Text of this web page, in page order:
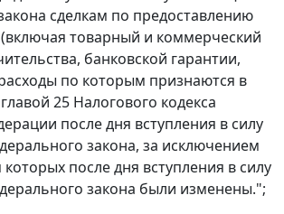
сделкам по предоставлению
товарный и коммерческий
банковской гарантии,
по которым признаются в
25 Налогового кодекса
после дня вступления в силу
закона, за исключением
которых после дня вступления в силу
закона были изменены.";